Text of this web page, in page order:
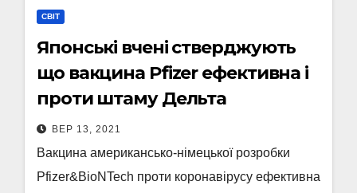
СВІТ
Японські вчені стверджують
що вакцина Pfizer ефективна і
проти штаму Дельта
ВЕР 13, 2021
Вакцина американсько-німецької розробки
Pfizer&BioNTech проти коронавірусу ефективна